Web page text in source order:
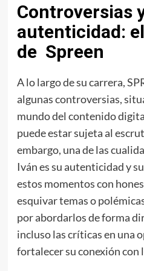
Controversias
autenticidad:
de Spreen
A lo largo de su carrera,
algunas controversias,
mundo del contenido
puede estar sujeta al
embargo, una de las
Iván es su autenticidad y
estos momentos con
esquivar temas o
por abordarlos de forma
incluso las críticas en una
fortalecer su conexión con